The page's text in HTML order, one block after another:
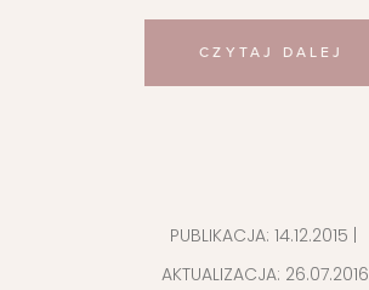
CZYTAJ DALEJ
PUBLIKACJA: 14.12.2015
AKTUALIZACJA: 26.07.2016